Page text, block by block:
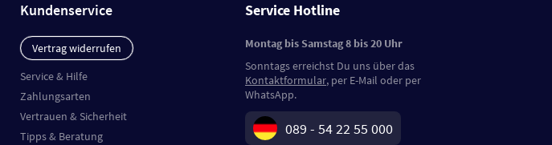
Kundenservice
Vertrag widerrufen
Service & Hilfe
Zahlungsarten
Vertrauen & Sicherheit
Tipps & Beratung
Service Hotline
Montag bis Samstag 8 bis 20 Uhr
Sonntags erreichst Du uns über das
Kontaktformular, per E-Mail oder per
WhatsApp.
089 - 54 22 55 000